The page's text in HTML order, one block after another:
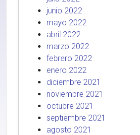
junio 2022
mayo 2022
abril 2022
marzo 2022
febrero 2022
enero 2022
diciembre 2021
noviembre 2021
octubre 2021
septiembre 2021
agosto 2021